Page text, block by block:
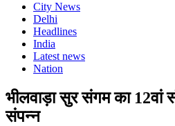
City News
Delhi
Headlines
India
Latest news
Nation
भीलवाड़ा सुर संगम का
संपन्न